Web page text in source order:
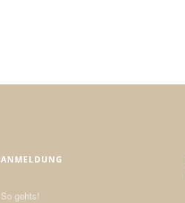
ANMELDUNG
So gehts!